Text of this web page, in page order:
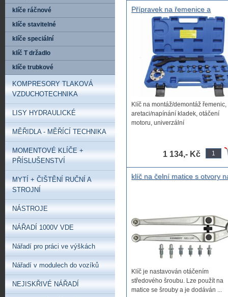
Přípravek na řemenice a
rozvodová kola s adaptéry -
pro motory VAG, Klíč na
demontáž řemenic, aretaci
napínání kladek otáčení
univerzální
Klíč na montáž/demontáž řemenic,
aretaci/napínání kladek, otáčení
motoru, univerzální
1 134,- Kč
klíč na čelní matice s otvory
Klíč je nastavován otáčením
středového šroubu. Lze použít na
matice se šrouby a je dodáván ...
klíče ráčnové
klíče stavitelné
klíče speciální
klíč T držadlo
klíče trubkové
KOMPRESORY TLAKOVÁ
VZDUCHOTECHNIKA
LISY HYDRAULICKÉ
MĚŘIDLA - MĚŘÍCÍ TECHNIKA
MOMENTOVÉ KLÍČE +
PŘÍSLUŠENSTVÍ
MYTÍ + ČIŠTĚNÍ RUČNÍ A
STROJNÍ
NÁSTROJE
NÁŘADÍ 1000V VDE
Nářadí pro práci ve výškách
Nářadí v modulech do vozíků
NEJISKŘIVÉ NÁŘADÍ